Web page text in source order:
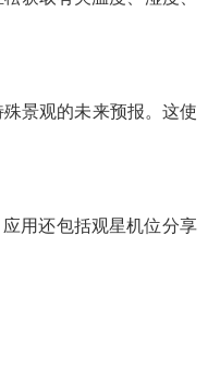
景观的未来预报。这使
用还包括观星机位分享